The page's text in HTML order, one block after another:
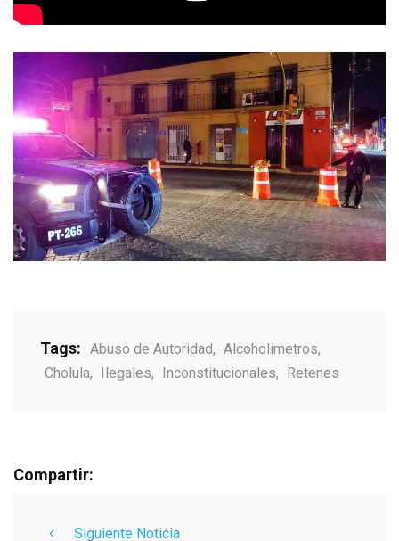
Tags: Abuso de Autoridad, Alcoholimetros,
Cholula, Ilegales, Inconstitucionales, Retenes
Compartir:
Siguiente Noticia